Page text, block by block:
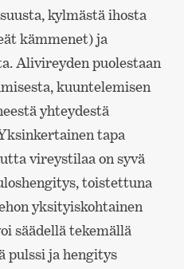
kylmästä ihosta
kämmenet) ja
Alivireyden puolestaan
kuuntelemisen
yhteydestä
tapa
vireystilaa on syvä
toistettuna
yksityiskohtainen
säädellä tekemällä
pulssi ja hengitys